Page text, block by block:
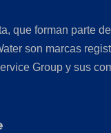
que forman parte
son marcas
Group y sus